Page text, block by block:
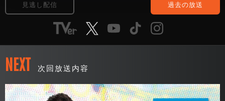
見逃し配信 過去の放送
NEXT 次回放送内容